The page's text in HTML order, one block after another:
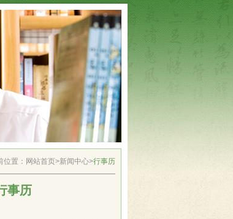
位置： 网站首页>新闻中心>行事历
事历